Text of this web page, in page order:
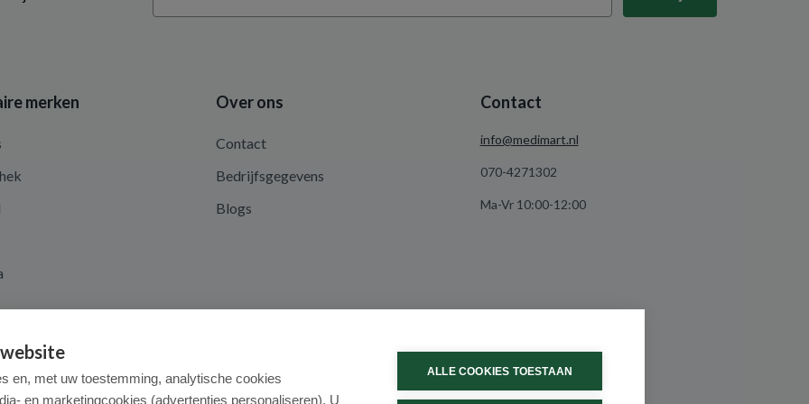
merken Over ons
Contact
Bedrijfsgegevens
Blogs
Contact
info@medimart.nl
070-4271302
Ma-Vr 10:00-12:00
en, met uw toestemming, analytische cookies
en marketingcookies (advertenties personaliseren). U
ALLE COOKIES TOESTAAN